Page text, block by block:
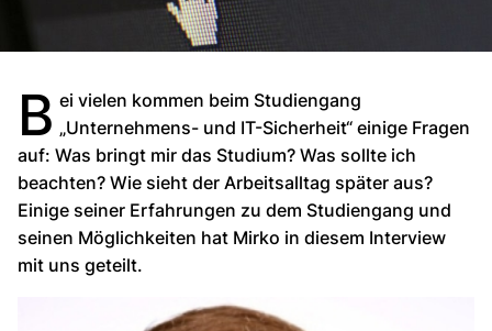
B ei vielen kommen beim Studiengang
„Unternehmens- und IT-Sicherheit“ einige Fragen
auf: Was bringt mir das Studium? Was sollte ich
beachten? Wie sieht der Arbeitsalltag später aus?
Einige seiner Erfahrungen zu dem Studiengang und
seinen Möglichkeiten hat Mirko in diesem Interview
mit uns geteilt.